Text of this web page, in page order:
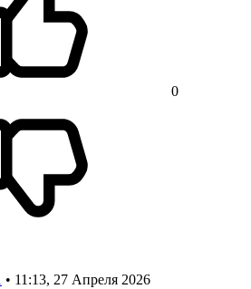
0
• 11:13, 27 Апреля 2026